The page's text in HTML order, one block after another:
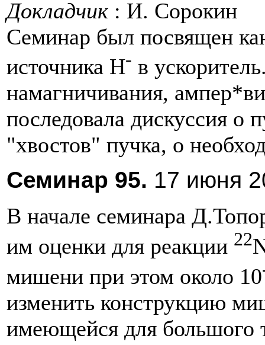
Докладчик : И. Сорокин
Семинар был посвящен
источника Н- в
намагничивания,
последовала дискуссия о
"хвостов" пучка, о
Cеминар 95. 17 июня
В начале семинара
им оценки для реакции 22
мишени при этом около 10
изменить конструкцию
имеющейся для большого